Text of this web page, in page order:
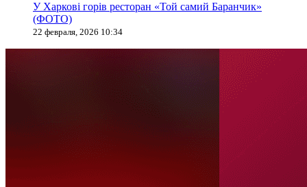
У Харкові горів ресторан «Той самий Баранчик»
(ФОТО)
22 февраля, 2026 10:34